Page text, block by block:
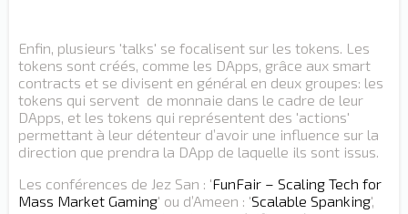
Enfin, plusieurs 'talks' se focalisent sur les tokens. Les
tokens sont créés, comme les DApps, grâce aux smart
contracts et se divisent en général en deux groupes: les
tokens qui servent de monnaie dans le cadre de leur
DApps, et les tokens qui représentent des 'actions'
permettant à leur détenteur d’avoir une influence sur la
direction que prendra la DApp de laquelle ils sont issus.
Les conférences de Jez San : 'FunFair – Scaling Tech for
Mass Market Gaming' ou d’Ameen : 'Scalable Spanking',